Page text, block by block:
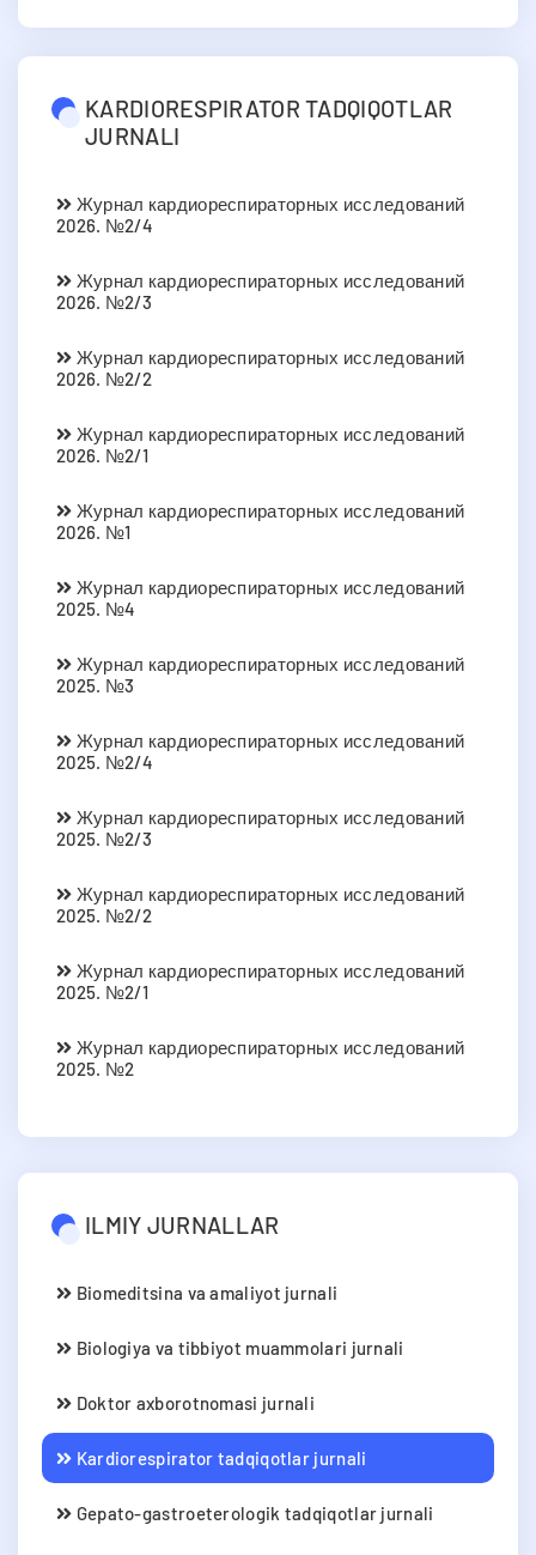
KARDIORESPIRATOR TADQIQOTLAR
JURNALI
Журнал кардиореспираторных исследований
2026. №2/4
Журнал кардиореспираторных исследований
2026. №2/3
Журнал кардиореспираторных исследований
2026. №2/2
Журнал кардиореспираторных исследований
2026. №2/1
Журнал кардиореспираторных исследований
2026. №1
Журнал кардиореспираторных исследований
2025. №4
Журнал кардиореспираторных исследований
2025. №3
Журнал кардиореспираторных исследований
2025. №2/4
Журнал кардиореспираторных исследований
2025. №2/3
Журнал кардиореспираторных исследований
2025. №2/2
Журнал кардиореспираторных исследований
2025. №2/1
Журнал кардиореспираторных исследований
2025. №2
ILMIY JURNALLAR
Biomeditsina va amaliyot jurnali
Biologiya va tibbiyot muammolari jurnali
Doktor axborotnomasi jurnali
Kardiorespirator tadqiqotlar jurnali
Gepato-gastroeterologik tadqiqotlar jurnali